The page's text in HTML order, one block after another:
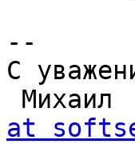
--
С
at